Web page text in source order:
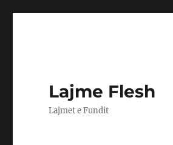
Lajme Flesh
Lajmet e Fundit